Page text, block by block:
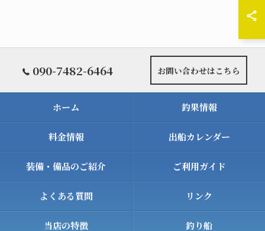
090-7482-6464 お問い合わせはこちら
ホーム 釣果情報
料金情報 出船カレンダー
装備・備品のご紹介 ご利用ガイド
よくある質問 リンク
当店の特徴 釣り船